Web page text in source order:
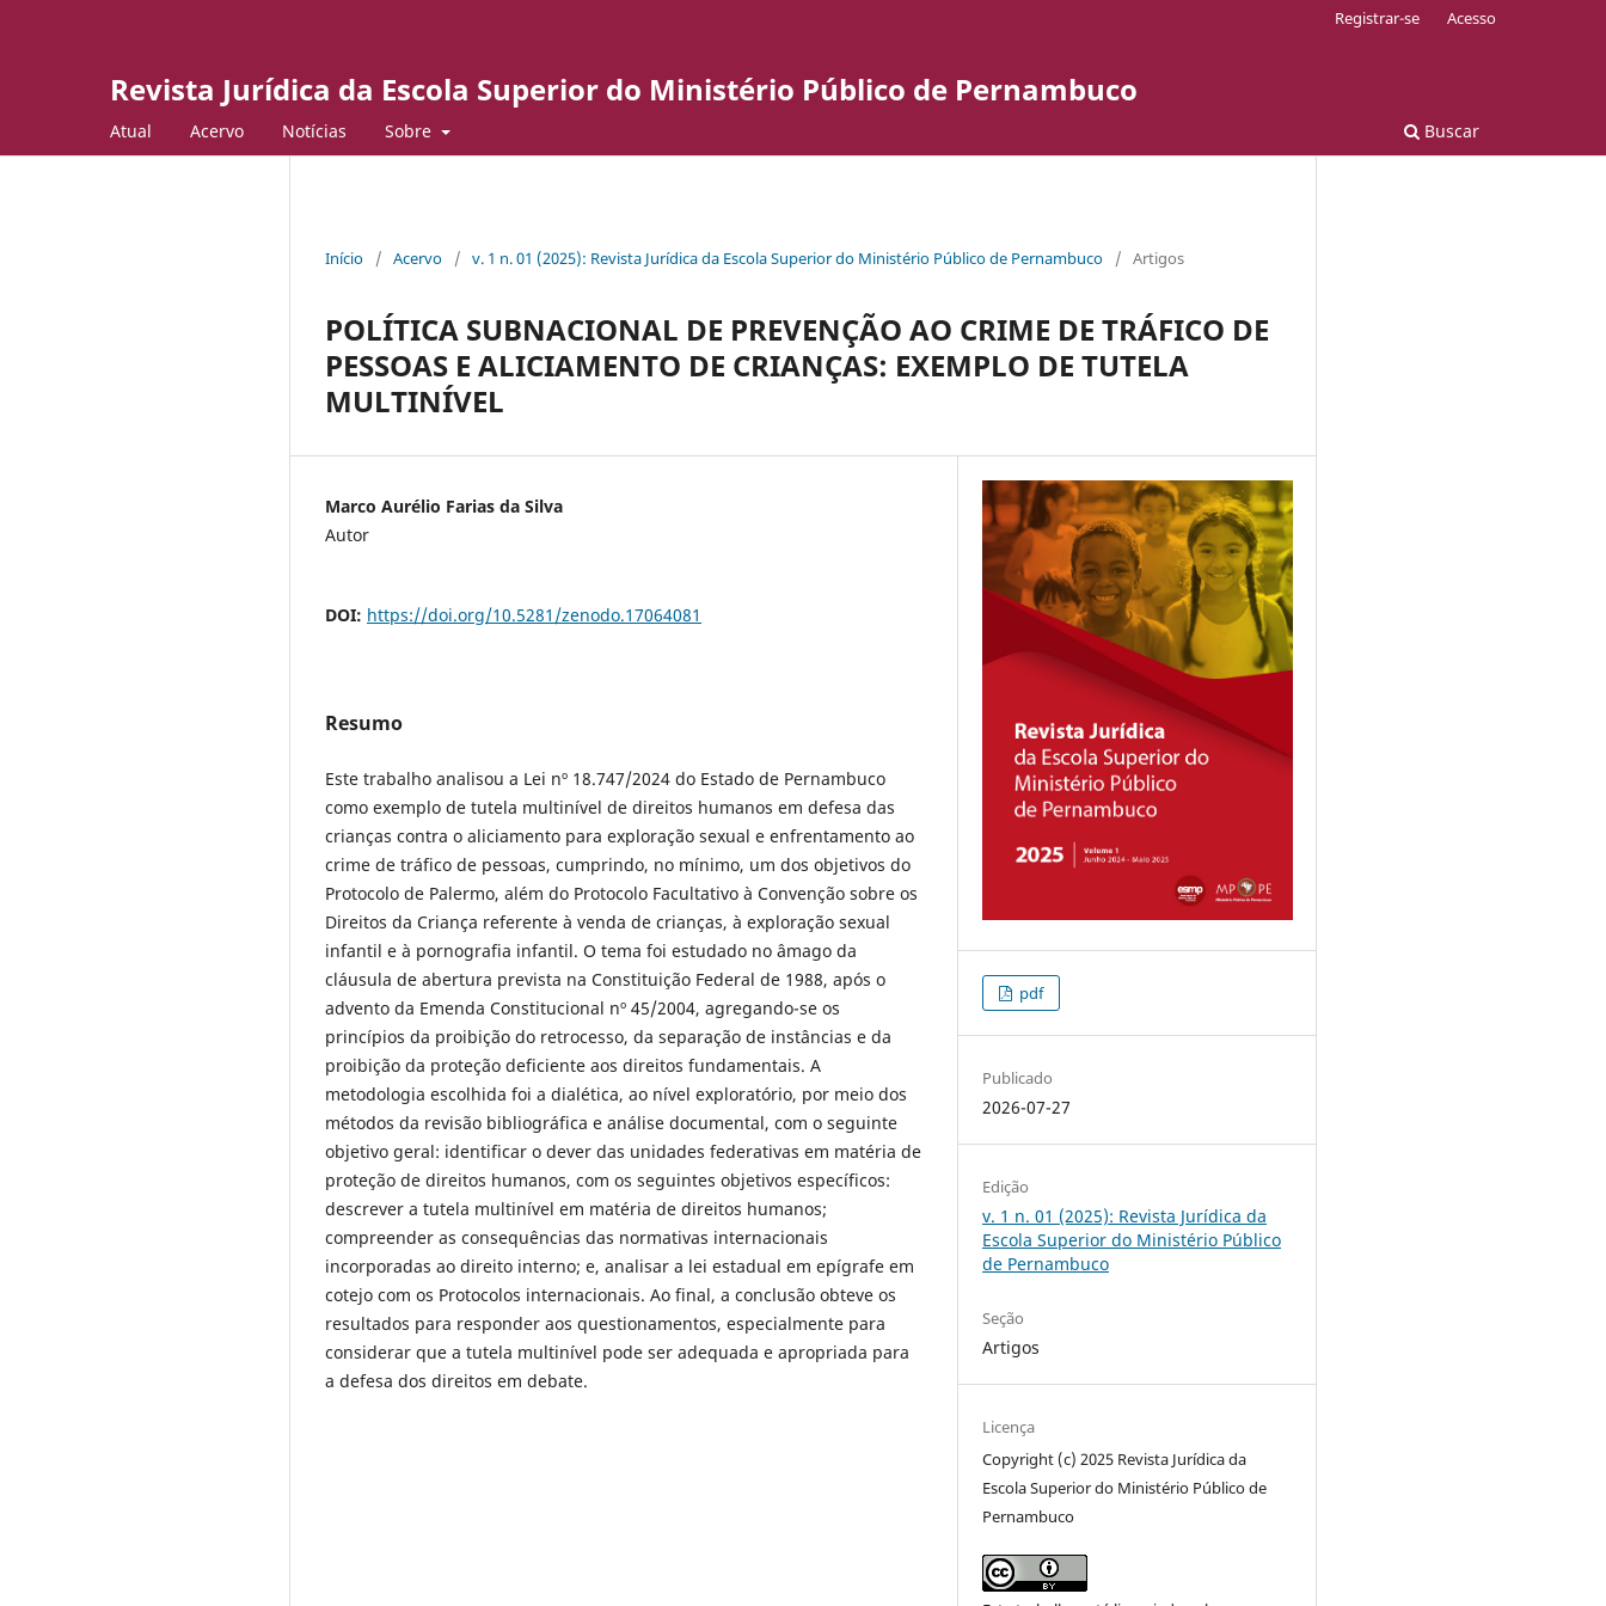
Revista Jurídica da Escola Superior do Ministério Público de Pernambuco
Atual Acervo Notícias Sobre Buscar
Registrar-se Acesso
Início / Acervo / v. 1 n. 01 (2025): Revista Jurídica da Escola Superior do Ministério Público de Pernambuco / Artigos
POLÍTICA SUBNACIONAL DE PREVENÇÃO AO CRIME DE TRÁFICO DE
PESSOAS E ALICIAMENTO DE CRIANÇAS: EXEMPLO DE TUTELA
MULTINÍVEL
Marco Aurélio Farias da Silva
Autor
DOI: https://doi.org/10.5281/zenodo.17064081
Resumo
Este trabalho analisou a Lei nº 18.747/2024 do Estado de Pernambuco
como exemplo de tutela multinível de direitos humanos em defesa das
crianças contra o aliciamento para exploração sexual e enfrentamento ao
crime de tráfico de pessoas, cumprindo, no mínimo, um dos objetivos do
Protocolo de Palermo, além do Protocolo Facultativo à Convenção sobre os
Direitos da Criança referente à venda de crianças, à exploração sexual
infantil e à pornografia infantil. O tema foi estudado no âmago da
cláusula de abertura prevista na Constituição Federal de 1988, após o
advento da Emenda Constitucional nº 45/2004, agregando-se os
princípios da proibição do retrocesso, da separação de instâncias e da
proibição da proteção deficiente aos direitos fundamentais. A
metodologia escolhida foi a dialética, ao nível exploratório, por meio dos
métodos da revisão bibliográfica e análise documental, com o seguinte
objetivo geral: identificar o dever das unidades federativas em matéria de
proteção de direitos humanos, com os seguintes objetivos específicos:
descrever a tutela multinível em matéria de direitos humanos;
compreender as consequências das normativas internacionais
incorporadas ao direito interno; e, analisar a lei estadual em epígrafe em
cotejo com os Protocolos internacionais. Ao final, a conclusão obteve os
resultados para responder aos questionamentos, especialmente para
considerar que a tutela multinível pode ser adequada e apropriada para
a defesa dos direitos em debate.
pdf
Publicado
2026-07-27
Edição
v. 1 n. 01 (2025): Revista Jurídica da
Escola Superior do Ministério Público
de Pernambuco
Seção
Artigos
Licença
Copyright (c) 2025 Revista Jurídica da
Escola Superior do Ministério Público de
Pernambuco